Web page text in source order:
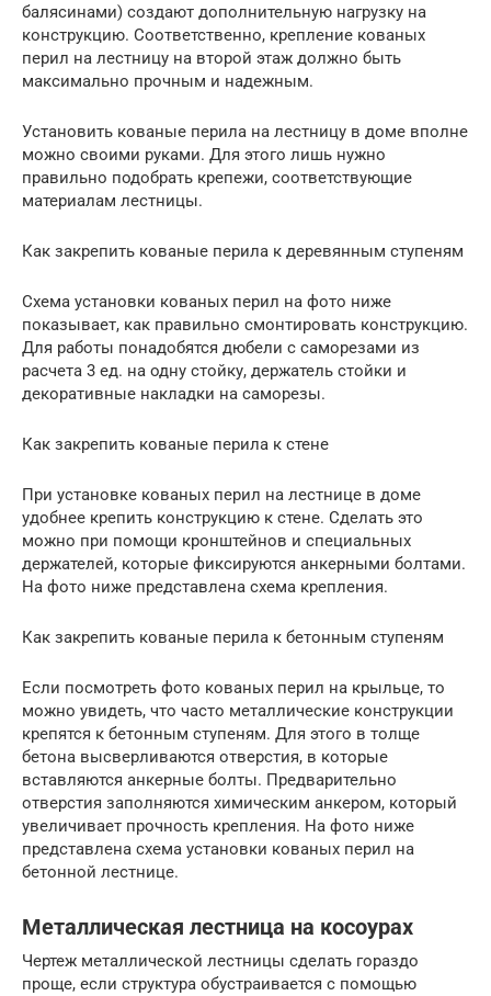
балясинами) создают дополнительную нагрузку на
конструкцию. Соответственно, крепление кованых
перил на лестницу на второй этаж должно быть
максимально прочным и надежным.
Установить кованые перила на лестницу в доме вполне
можно своими руками. Для этого лишь нужно
правильно подобрать крепежи, соответствующие
материалам лестницы.
Как закрепить кованые перила к деревянным ступеням
Схема установки кованых перил на фото ниже
показывает, как правильно смонтировать конструкцию.
Для работы понадобятся дюбели с саморезами из
расчета 3 ед. на одну стойку, держатель стойки и
декоративные накладки на саморезы.
Как закрепить кованые перила к стене
При установке кованых перил на лестнице в доме
удобнее крепить конструкцию к стене. Сделать это
можно при помощи кронштейнов и специальных
держателей, которые фиксируются анкерными болтами.
На фото ниже представлена схема крепления.
Как закрепить кованые перила к бетонным ступеням
Если посмотреть фото кованых перил на крыльце, то
можно увидеть, что часто металлические конструкции
крепятся к бетонным ступеням. Для этого в толще
бетона высверливаются отверстия, в которые
вставляются анкерные болты. Предварительно
отверстия заполняются химическим анкером, который
увеличивает прочность крепления. На фото ниже
представлена схема установки кованых перил на
бетонной лестнице.
Металлическая лестница на косоурах
Чертеж металлической лестницы сделать гораздо
проще, если структура обустраивается с помощью